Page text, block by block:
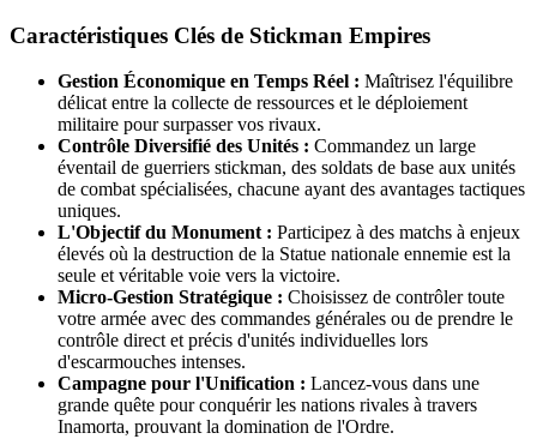
Caractéristiques Clés de Stickman Empires
Gestion Économique en Temps Réel : Maîtrisez l'équilibre
délicat entre la collecte de ressources et le déploiement
militaire pour surpasser vos rivaux.
Contrôle Diversifié des Unités : Commandez un large
éventail de guerriers stickman, des soldats de base aux unités
de combat spécialisées, chacune ayant des avantages tactiques
uniques.
L'Objectif du Monument : Participez à des matchs à enjeux
élevés où la destruction de la Statue nationale ennemie est la
seule et véritable voie vers la victoire.
Micro-Gestion Stratégique : Choisissez de contrôler toute
votre armée avec des commandes générales ou de prendre le
contrôle direct et précis d'unités individuelles lors
d'escarmouches intenses.
Campagne pour l'Unification : Lancez-vous dans une
grande quête pour conquérir les nations rivales à travers
Inamorta, prouvant la domination de l'Ordre.